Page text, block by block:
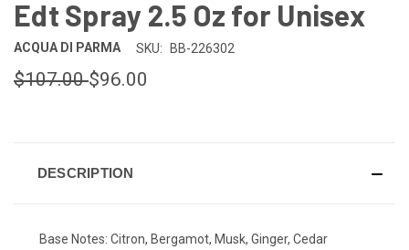
Edt Spray 2.5 Oz for Unisex
ACQUA DI PARMA SKU: BB-226302
$107.00$96.00
DESCRIPTION
Base Notes: Citron, Bergamot, Musk, Ginger, Cedar